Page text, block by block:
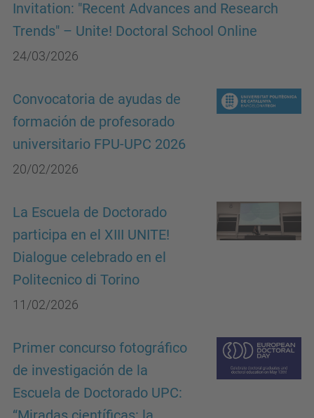
Invitation: "Recent Advances and Research
Trends" – Unite! Doctoral School Online
24/03/2026
Convocatoria de ayudas de
formación de profesorado
universitario FPU-UPC 2026
20/02/2026
La Escuela de Doctorado
participa en el XIII UNITE!
Dialogue celebrado en el
Politecnico di Torino
11/02/2026
Primer concurso fotográfico
de investigación de la
Escuela de Doctorado UPC: